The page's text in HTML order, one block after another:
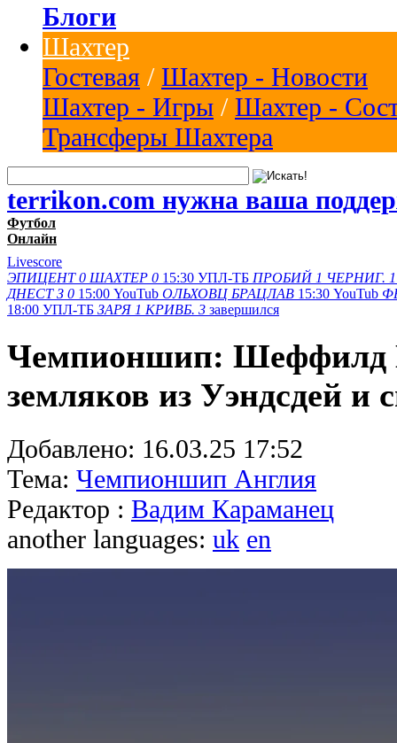
Блоги
Шахтер
Гостевая / Шахтер - Новости
Шахтер - Игры / Шахтер -
Трансферы Шахтера
terrikon.com нужна ваша
Футбол
Онлайн
Livescore
ЭПИЦЕНТ 0 ШАХТЕР 0 15:30 УПЛ-ТБ ПРОБИЙ 1 ЧЕРНИГ. 1
ДНЕСТ З 0 15:00 YouTub ОЛЬХОВЦ БРАЦЛАВ 15:30 YouTub
18:00 УПЛ-ТБ ЗАРЯ 1 КРИВБ. 3 завершился
Чемпионшип: Шеффилд
земляков из Уэндсдей и
Добавлено: 16.03.25 17:52
Тема: Чемпионшип Англия
Редактор : Вадим Караманец
another languages: uk en